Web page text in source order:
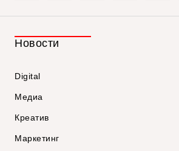
Новости
Digital
Медиа
Креатив
Маркетинг